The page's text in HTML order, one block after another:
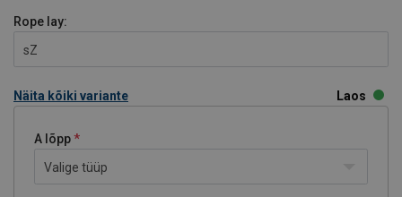
Rope lay:
sZ
Näita kõiki variante Laos
A lõpp
Valige tüüp